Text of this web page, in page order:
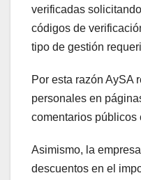
verificadas
códigos de
tipo de gestión
Por esta razón AySA
personales en
comentarios públicos
Asimismo, la
descuentos en el